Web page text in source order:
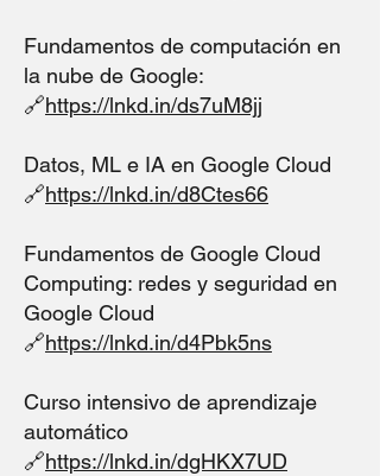
Fundamentos de computación en
la nube de Google:
🔗https://lnkd.in/ds7uM8jj
Datos, ML e IA en Google Cloud
🔗https://lnkd.in/d8Ctes66
Fundamentos de Google Cloud
Computing: redes y seguridad en
Google Cloud
🔗https://lnkd.in/d4Pbk5ns
Curso intensivo de aprendizaje
automático
🔗https://lnkd.in/dgHKX7UD